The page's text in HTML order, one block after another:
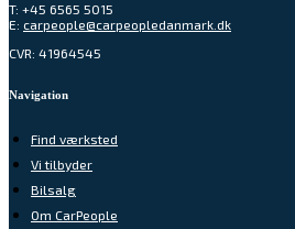
T: +45 6565 5015
E: carpeople@carpeopledanmark.dk
CVR: 41964545
Navigation
Find værksted
Vi tilbyder
Bilsalg
Om CarPeople